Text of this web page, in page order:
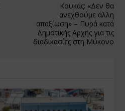
Κουκάς: «Δεν θα
ανεχθούμε άλλη
απαξίωση» – Πυρά κατά
Δημοτικής Αρχής για τις
διαδικασίες στη Μύκονο